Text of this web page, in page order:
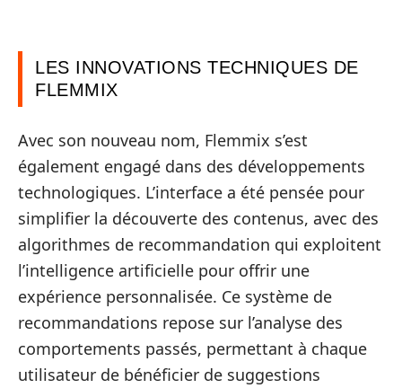
LES INNOVATIONS TECHNIQUES DE
FLEMMIX
Avec son nouveau nom, Flemmix s’est
également engagé dans des développements
technologiques. L’interface a été pensée pour
simplifier la découverte des contenus, avec des
algorithmes de recommandation qui exploitent
l’intelligence artificielle pour offrir une
expérience personnalisée. Ce système de
recommandations repose sur l’analyse des
comportements passés, permettant à chaque
utilisateur de bénéficier de suggestions